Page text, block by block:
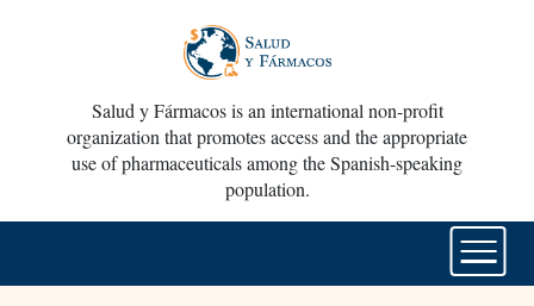
Salud y Fármacos is an international non-profit
organization that promotes access and the appropriate
use of pharmaceuticals among the Spanish-speaking
population.